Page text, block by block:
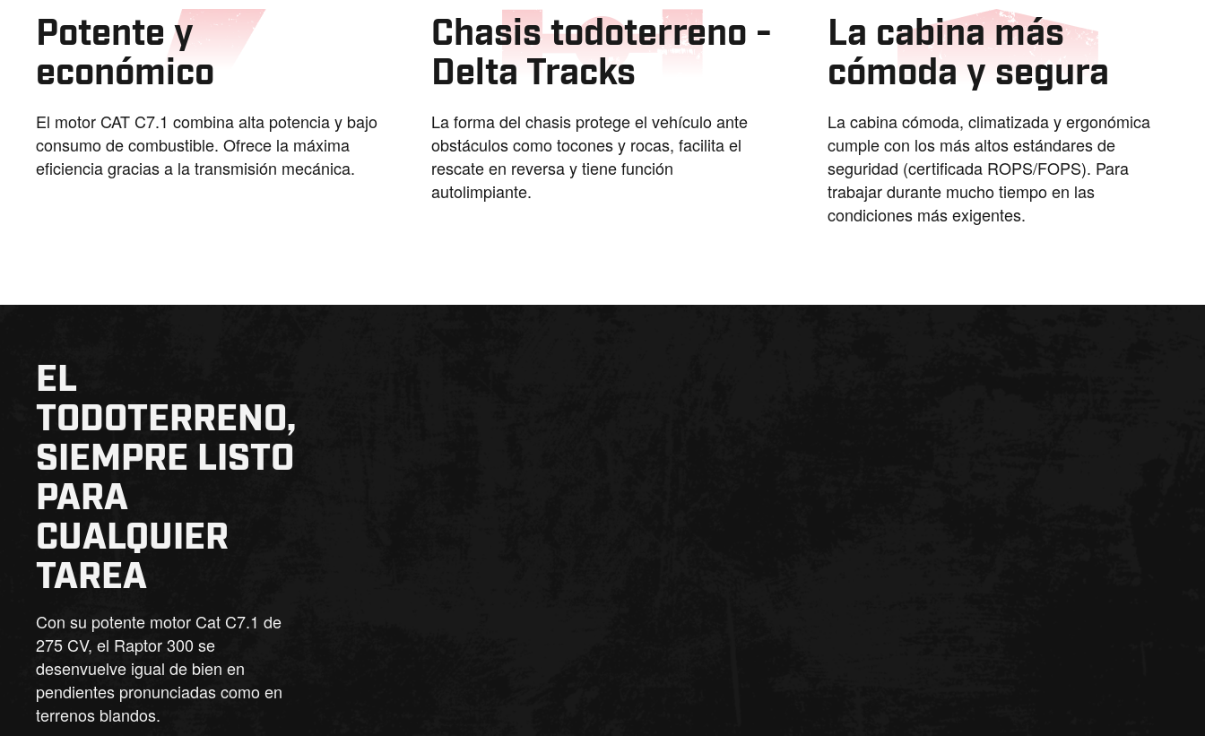
Potente y
económico
El motor CAT C7.1 combina alta potencia y bajo
consumo de combustible. Ofrece la máxima
eficiencia gracias a la transmisión mecánica.
Chasis todoterreno -
Delta Tracks
La forma del chasis protege el vehículo ante
obstáculos como tocones y rocas, facilita el
rescate en reversa y tiene función
autolimpiante.
La cabina más
cómoda y segura
La cabina cómoda, climatizada y ergonómica
cumple con los más altos estándares de
seguridad (certificada ROPS/FOPS). Para
trabajar durante mucho tiempo en las
condiciones más exigentes.
EL
TODOTERRENO,
SIEMPRE LISTO
PARA
CUALQUIER
TAREA
Con su potente motor Cat C7.1 de
275 CV, el Raptor 300 se
desenvuelve igual de bien en
pendientes pronunciadas como en
terrenos blandos.